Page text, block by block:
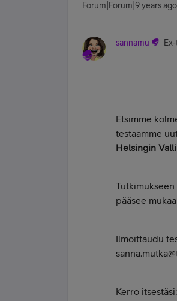
Forum|Forum|9 years ago
sannamu
Etsimme
testaamme
Helsingin
pääsee
Ilmoittaudu
Kerro itsestäsi: